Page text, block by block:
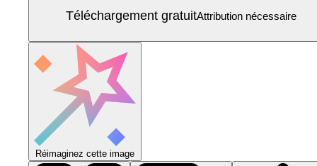
Téléchargement gratuitAttribution nécessaire
Réimaginez cette image